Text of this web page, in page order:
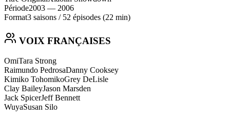
Période2003 — 2006
Format3 saisons / 52 épisodes (22 min)
VOIX FRANÇAISES
OmiTara Strong
Raimundo PedrosaDanny Cooksey
Kimiko TohomikoGrey DeLisle
Clay BaileyJason Marsden
Jack SpicerJeff Bennett
WuyaSusan Silo